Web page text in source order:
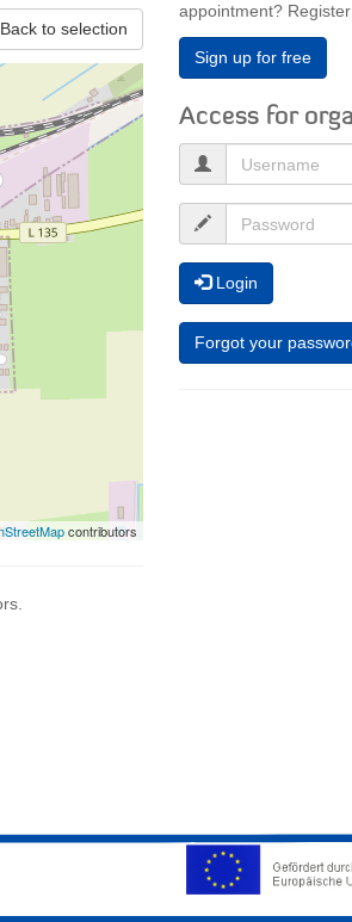
Back to selection
contributors
appointment?
Sign up for free
Access for
Login
Forgot your